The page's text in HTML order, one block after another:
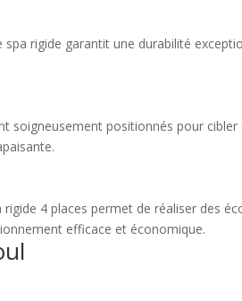
rigide garantit une durabilité
soigneusement positionnés pour
4 places permet de réaliser des
efficace et économique.